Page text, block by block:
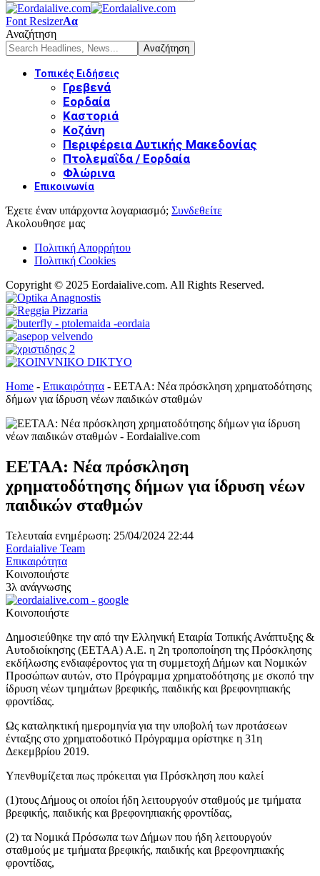
Font ResizerΑα
Αναζήτηση
Τοπικές Ειδήσεις
Γρεβενά
Εορδαία
Καστοριά
Κοζάνη
Περιφέρεια Δυτικής Μακεδονίας
Πτολεμαΐδα / Εορδαία
Φλώρινα
Επικοινωνία
Έχετε έναν υπάρχοντα λογαριασμό; Συνδεθείτε
Ακολουθησε μας
Πολιτική Απορρήτου
Πολιτική Cookies
Copyright © 2025 Eordaialive.com. All Rights Reserved.
Home - Επικαιρότητα - ΕΕΤΑΑ: Νέα πρόσκληση χρηματοδότησης
δήμων για ίδρυση νέων παιδικών σταθμών
ΕΕΤΑΑ: Νέα πρόσκληση
χρηματοδότησης δήμων για ίδρυση νέων
παιδικών σταθμών
Τελευταία ενημέρωση: 25/04/2024 22:44
Eordaialive Team
Επικαιρότητα
Κοινοποιήστε
3λ ανάγνωσης
Κοινοποιήστε
Δημοσιεύθηκε την από την Ελληνική Εταιρία Τοπικής Ανάπτυξης &
Αυτοδιοίκησης (ΕΕΤΑΑ) Α.Ε. η 2η τροποποίηση της Πρόσκλησης
εκδήλωσης ενδιαφέροντος για τη συμμετοχή Δήμων και Νομικών
Προσώπων αυτών, στο Πρόγραμμα χρηματοδότησης με σκοπό την
ίδρυση νέων τμημάτων βρεφικής, παιδικής και βρεφονηπιακής
φροντίδας.
Ως καταληκτική ημερομηνία για την υποβολή των προτάσεων
ένταξης στο χρηματοδοτικό Πρόγραμμα ορίστηκε η 31η
Δεκεμβρίου 2019.
Υπενθυμίζεται πως πρόκειται για Πρόσκληση που καλεί
(1)τους Δήμους οι οποίοι ήδη λειτουργούν σταθμούς με τμήματα
βρεφικής, παιδικής και βρεφονηπιακής φροντίδας,
(2) τα Νομικά Πρόσωπα των Δήμων που ήδη λειτουργούν
σταθμούς με τμήματα βρεφικής, παιδικής και βρεφονηπιακής
φροντίδας,